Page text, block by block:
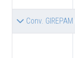
Conv. GIREPAM